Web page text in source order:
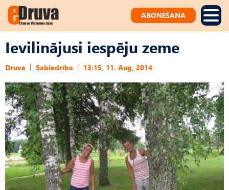
ABONĒŠANA
Ievilinājusi iespēju zeme
Druva Sabiedrība 13:15, 11. Aug, 2014